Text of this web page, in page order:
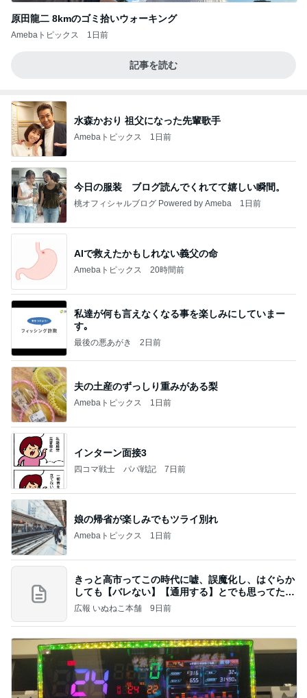
原田龍二 8kmのゴミ拾いウォーキング
Amebaトピックス 1日前
記事を読む
水森かおり 祖父になった先輩歌手
Amebaトピックス 1日前
今日の服装 ブログ読んでくれてて嬉しい瞬間。
桃オフィシャルブログ Powered by Ameba 1日前
AIで救えたかもしれない義父の命
Amebaトピックス 20時間前
私達が何も言えなくなる事を楽しみにしていまー
す｡
最後の悪あがき 2日前
夫の土産のずっしり重みがある梨
Amebaトピックス 1日前
インターン面接3
四コマ戦士 パパ戦記 7日前
娘の帰省が楽しみでもツライ別れ
Amebaトピックス 1日前
きっと高市ってこの時代に嘘、誤魔化し、はぐらか
しても【バレない】【通用する】とでも思ってたん
だろ
広報 いぬねこ本舗 9日前